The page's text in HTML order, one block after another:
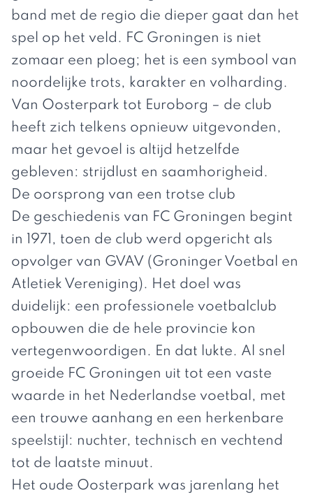
band met de regio die dieper gaat dan het
spel op het veld. FC Groningen is niet
zomaar een ploeg; het is een symbool van
noordelijke trots, karakter en volharding.
Van Oosterpark tot Euroborg – de club
heeft zich telkens opnieuw uitgevonden,
maar het gevoel is altijd hetzelfde
gebleven: strijdlust en saamhorigheid.
De oorsprong van een trotse club
De geschiedenis van FC Groningen begint
in 1971, toen de club werd opgericht als
opvolger van GVAV (Groninger Voetbal en
Atletiek Vereniging). Het doel was
duidelijk: een professionele voetbalclub
opbouwen die de hele provincie kon
vertegenwoordigen. En dat lukte. Al snel
groeide FC Groningen uit tot een vaste
waarde in het Nederlandse voetbal, met
een trouwe aanhang en een herkenbare
speelstijl: nuchter, technisch en vechtend
tot de laatste minuut.
Het oude Oosterpark was jarenlang het